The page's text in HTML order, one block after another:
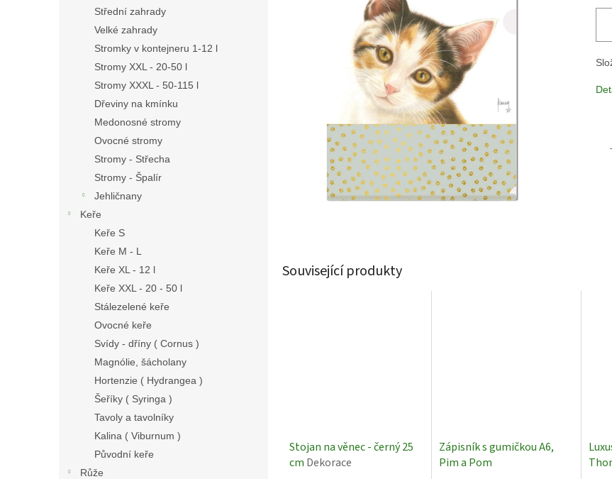
Střední zahrady
Velké zahrady
Stromky v kontejneru 1-12 l
Stromy XXL - 20-50 l
Stromy XXXL - 50-115 l
Dřeviny na kmínku
Medonosné stromy
Ovocné stromy
Stromy - Střecha
Stromy - Špalír
Jehličnany
Keře
Keře S
Keře M - L
Keře XL - 12 l
Keře XXL - 20 - 50 l
Stálezelené keře
Ovocné keře
Svídy - dříny ( Cornus )
Magnólie, šácholany
Hortenzie ( Hydrangea )
Šeříky ( Syringa )
Tavoly a tavolníky
Kalina ( Viburnum )
Původní keře
Růže
Související produkty
Stojan na věnec - černý 25
cm Dekorace
Zápisník s gumičkou A6,
Pim a Pom